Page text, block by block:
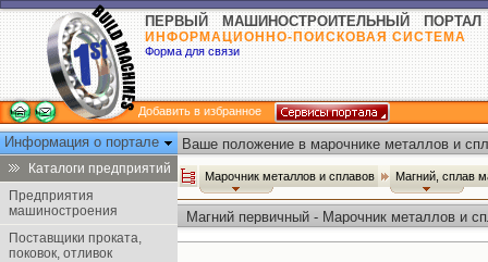
ПЕРВЫЙ МАШИНОСТРОИТЕЛЬНЫЙ ПОРТАЛ
ИНФОРМАЦИОННО-ПОИСКОВАЯ СИСТЕМА
Форма для связи
Добавить в избранное
Информация о портале
Каталоги предприятий
Предприятия
машиностроения
Поставщики проката,
поковок, отливок
Ваше положение в марочнике металлов и
Марочник металлов и сплавов Магний, сплав
Магний первичный - Марочник металлов и